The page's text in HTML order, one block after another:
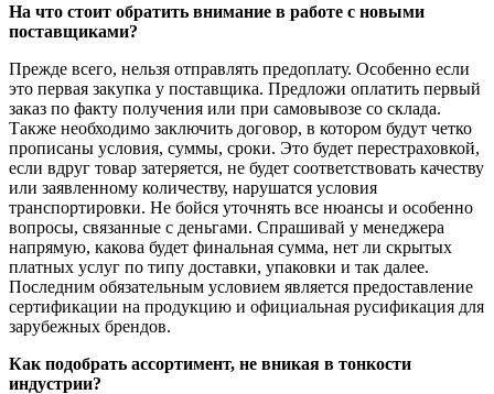
На что стоит обратить внимание в работе с новыми
поставщиками?
Прежде всего, нельзя отправлять предоплату. Особенно если
это первая закупка у поставщика. Предложи оплатить первый
заказ по факту получения или при самовывозе со склада.
Также необходимо заключить договор, в котором будут четко
прописаны условия, суммы, сроки. Это будет перестраховкой,
если вдруг товар затеряется, не будет соответствовать качеству
или заявленному количеству, нарушатся условия
транспортировки. Не бойся уточнять все нюансы и особенно
вопросы, связанные с деньгами. Спрашивай у менеджера
напрямую, какова будет финальная сумма, нет ли скрытых
платных услуг по типу доставки, упаковки и так далее.
Последним обязательным условием является предоставление
сертификации на продукцию и официальная русификация для
зарубежных брендов.
Как подобрать ассортимент, не вникая в тонкости
индустрии?